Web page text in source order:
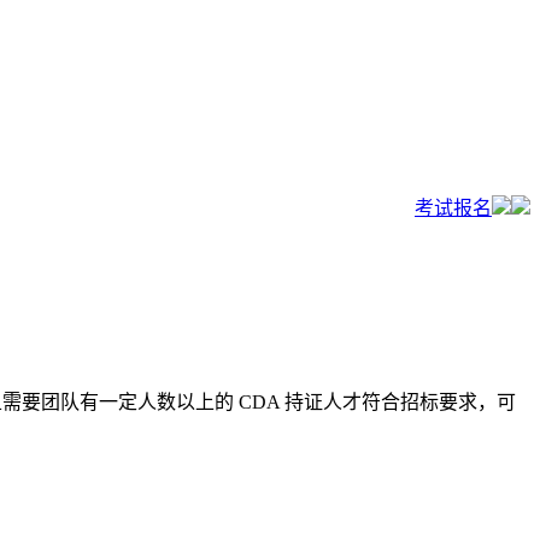
考试报名
要团队有一定人数以上的 CDA 持证人才符合招标要求，可